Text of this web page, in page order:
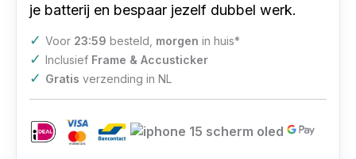
je batterij en bespaar jezelf dubbel werk.
✓ Voor 23:59 besteld, morgen in huis*
✓ Inclusief Frame & Accusticker
✓ Gratis verzending in NL